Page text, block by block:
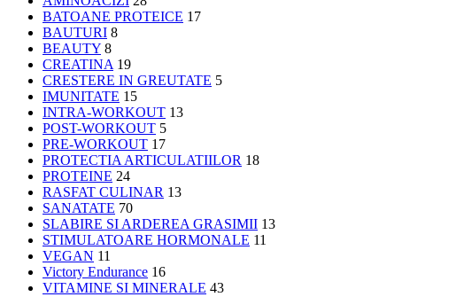
BATOANE PROTEICE 17
BAUTURI 8
BEAUTY 8
CREATINA 19
CRESTERE IN GREUTATE 5
IMUNITATE 15
INTRA-WORKOUT 13
POST-WORKOUT 5
PRE-WORKOUT 17
PROTECTIA ARTICULATIILOR 18
PROTEINE 24
RASFAT CULINAR 13
SANATATE 70
SLABIRE SI ARDEREA GRASIMII 13
STIMULATOARE HORMONALE 11
VEGAN 11
Victory Endurance 16
VITAMINE SI MINERALE 43